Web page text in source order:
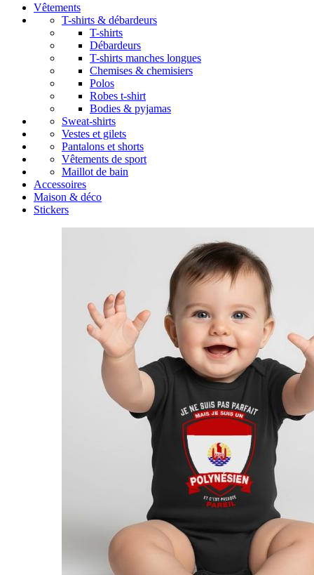
Vêtements
T-shirts & débardeurs
T-shirts
Débardeurs
T-shirts manches longues
Chemises & chemisiers
Polos
Robes t-shirt
Bodies & pyjamas
Sweat-shirts
Vestes et gilets
Pantalons et shorts
Vêtements de sport
Maillot de bain
Accessoires
Maison & déco
Stickers